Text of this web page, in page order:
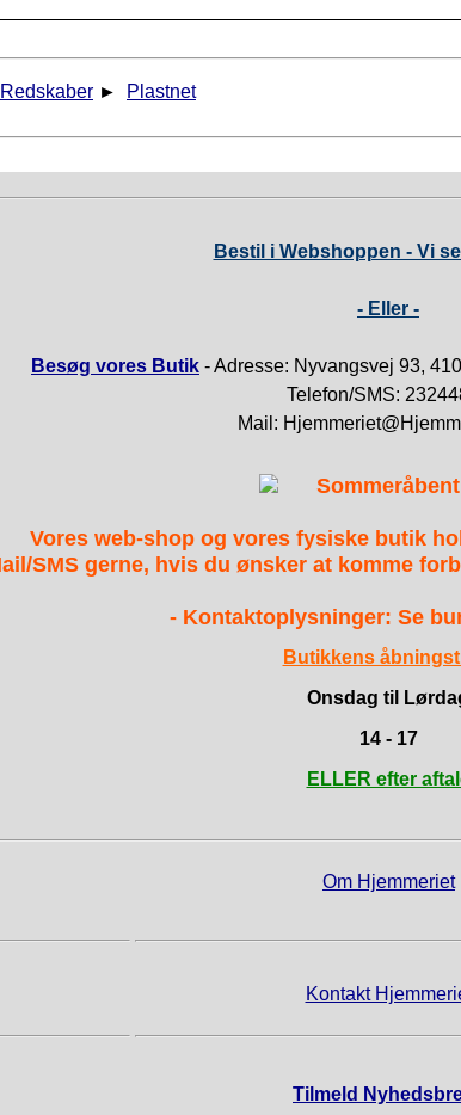
Redskaber ► Plastnet
Bestil i Webshoppen - Vi
- Eller -
Besøg vores Butik - Adresse: Nyvangsvej 93,
Telefon/SMS:
Mail:
Sommeråbent
Vores web-shop og vores fysiske butik
SMS gerne, hvis du ønsker at komme
- Kontaktoplysninger: Se
Butikkens
Onsdag til
14 - 17
ELLER efter
Om Hjemmeriet
Kontakt
Tilmeld